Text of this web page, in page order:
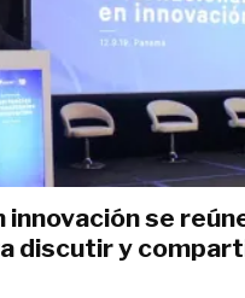
se
discutir y